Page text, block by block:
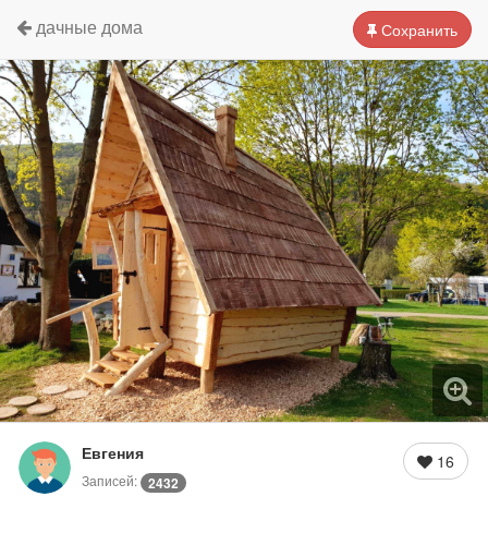
Сохранить
дачные дома
Евгения
Записей: 2432
16